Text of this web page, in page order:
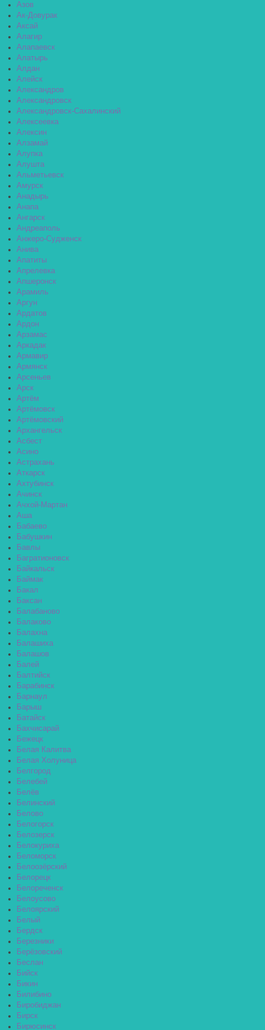
Азов
Ак-Довурак
Аксай
Алагир
Алапаевск
Алатырь
Алдан
Алейск
Александров
Александровск
Александровск-Сахалинский
Алексеевка
Алексин
Алзамай
Алупка
Алушта
Альметьевск
Амурск
Анадырь
Анапа
Ангарск
Андреаполь
Анжеро-Судженск
Анива
Апатиты
Апрелевка
Апшеронск
Арамиль
Аргун
Ардатов
Ардон
Арзамас
Аркадак
Армавир
Армянск
Арсеньев
Арск
Артём
Артёмовск
Артёмовский
Архангельск
Асбест
Асино
Астрахань
Аткарск
Ахтубинск
Ачинск
Ачхой-Мартан
Аша
Бабаево
Бабушкин
Бавлы
Багратионовск
Байкальск
Баймак
Бакал
Баксан
Балабаново
Балаково
Балахна
Балашиха
Балашов
Балей
Балтийск
Барабинск
Барнаул
Барыш
Батайск
Бахчисарай
Бежецк
Белая Калитва
Белая Холуница
Белгород
Белебей
Белёв
Белинский
Белово
Белогорск
Белозерск
Белокуриха
Беломорск
Белоозёрский
Белорецк
Белореченск
Белоусово
Белоярский
Белый
Бердск
Березники
Берёзовский
Беслан
Бийск
Бикин
Билибино
Биробиджан
Бирск
Бирюсинск